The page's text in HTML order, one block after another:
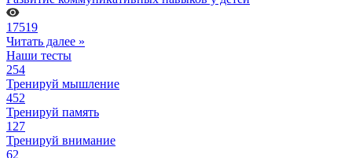
17519
Читать далее »
Наши тесты
254
Тренируй мышление
452
Тренируй память
127
Тренируй внимание
62